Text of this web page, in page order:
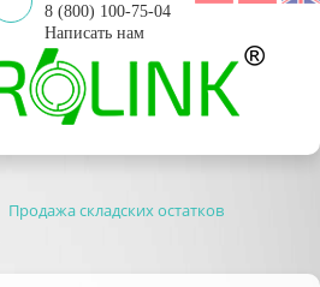
8 (800) 100-75-04
Написать нам
Продажа складских остатков